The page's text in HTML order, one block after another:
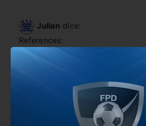
Julian dice:
References:
Legiano Casino Jackpot
dice: